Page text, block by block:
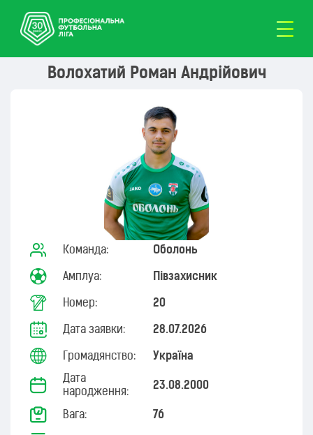
Волохатий Роман Андрійович
Команда: Оболонь
Амплуа: Півзахисник
Номер: 20
Дата заявки: 28.07.2026
Громадянство: Україна
Дата
народження:
23.08.2000
Вага: 76